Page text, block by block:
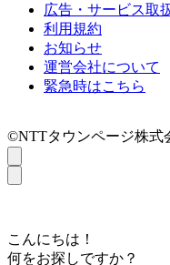
広告・サービス取
利用規約
お知らせ
運営会社について
緊急時はこちら
©NTTタウンページ株式
こんにちは！
何をお探しですか？